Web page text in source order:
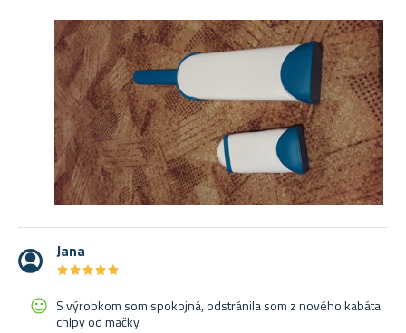
Jana
★★★★★
★★★★★
S výrobkom som spokojná, odstránila som z nového kabáta
chlpy od mačky